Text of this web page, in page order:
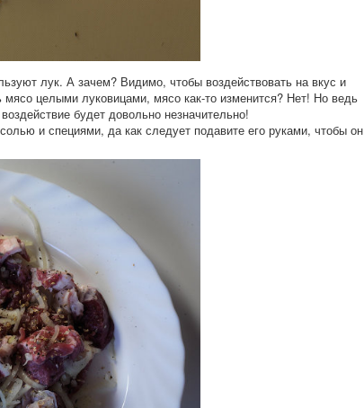
лук. А зачем? Видимо, чтобы воздействовать на вкус и
целыми луковицами, мясо как-то изменится? Нет! Но ведь
будет довольно незначительно!
и специями, да как следует подавите его руками, чтобы он